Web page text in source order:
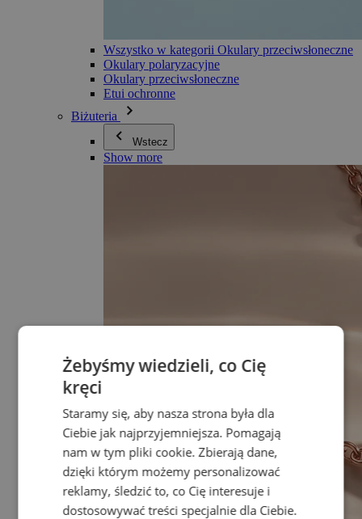
Wszystko w kategorii Okulary przeciwsłoneczne
Okulary polaryzacyjne
Okulary przeciwsłoneczne
Etui ochronne
Biżuteria
Wstecz
Show more
Żebyśmy wiedzieli, co Cię
kręci
Staramy się, aby nasza strona była dla
Ciebie jak najprzyjemniejsza. Pomagają
nam w tym pliki cookie. Zbierają dane,
dzięki którym możemy personalizować
reklamy, śledzić to, co Cię interesuje i
dostosowywać treści specjalnie dla Ciebie.